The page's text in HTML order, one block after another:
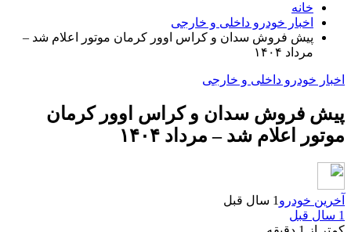
خانه
اخبار خودرو داخلی و خارجی
پیش فروش سدان و کراس اوور کرمان موتور اعلام شد –
مرداد ۱۴۰۴
اخبار خودرو داخلی و خارجی
پیش فروش سدان و کراس اوور کرمان
موتور اعلام شد – مرداد ۱۴۰۴
آخرین خودرو 1 سال قبل
1 سال قبل